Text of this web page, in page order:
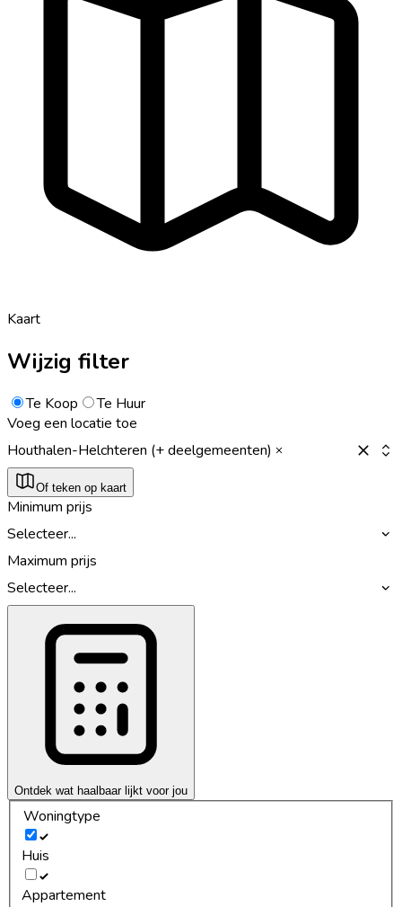
Kaart
Wijzig filter
Te Koop
Te Huur
Voeg een locatie toe
Houthalen-Helchteren (+ deelgemeenten)
Of teken op kaart
Minimum prijs
Selecteer...
Maximum prijs
Selecteer...
Ontdek wat haalbaar lijkt voor jou
Woningtype
Huis
Appartement